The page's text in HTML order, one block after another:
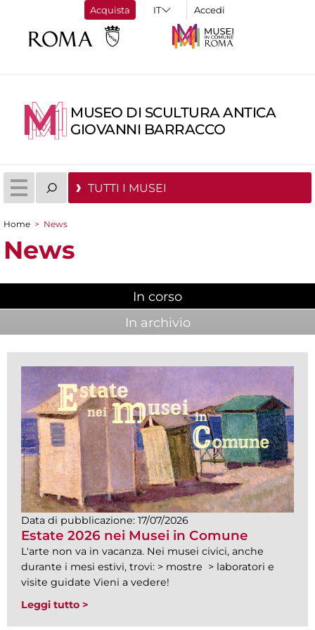
Acquista Accedi
MUSEO DI SCULTURA ANTICA
GIOVANNI BARRACCO
TUTTI I MUSEI
Tu sei qui
Home > News
News
In corso
In archivio
Data di pubblicazione: 17/07/2026
Estate 2026 nei Musei in Comune
L'arte non va in vacanza. Nei musei civici, anche
durante i mesi estivi, trovi: > mostre > laboratori e
visite guidate Vieni a vedere!
Leggi tutto >